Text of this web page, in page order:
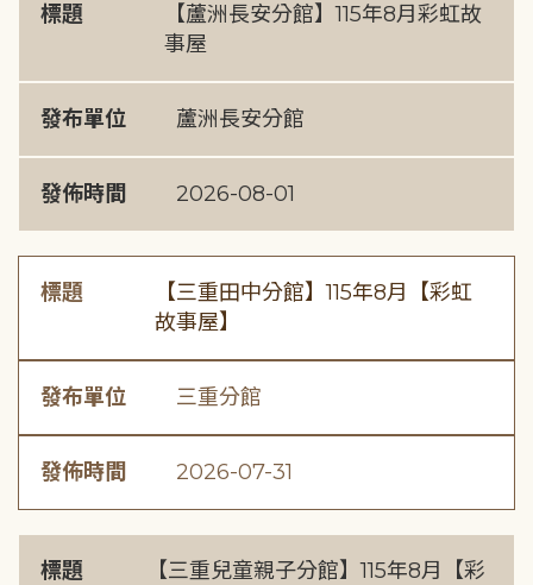
標題
【蘆洲長安分館】115年8月彩虹故
事屋
發布單位 蘆洲長安分館
發佈時間 2026-08-01
標題
【三重田中分館】115年8月【彩虹
故事屋】
發布單位 三重分館
發佈時間 2026-07-31
標題
【三重兒童親子分館】115年8月【彩